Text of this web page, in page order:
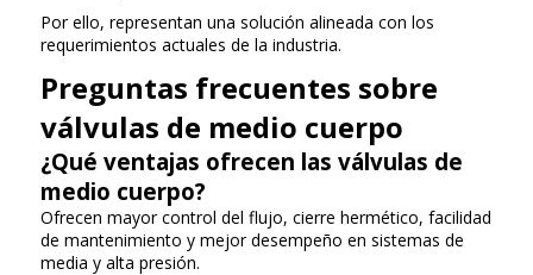
Por ello, representan una solución alineada con los
requerimientos actuales de la industria.
Preguntas frecuentes sobre
válvulas de medio cuerpo
¿Qué ventajas ofrecen las válvulas de
medio cuerpo?
Ofrecen mayor control del flujo, cierre hermético, facilidad
de mantenimiento y mejor desempeño en sistemas de
media y alta presión.